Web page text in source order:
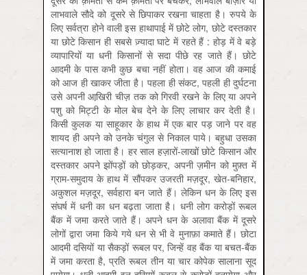
लाभवाले सौदे को दूसरे से छिपाकर रखना चाहता है। रुपये के
लिए सर्वत्रा होने वाली इस हाथापाई में छोटे लोग, छोटे दस्तकार
या छोटे किसान ही सबसे ज़्यादा घाटे में रहते हैं : होड़ में वे बड़े
व्यापारियों या धनी किसानों से सदा पीछे रह जाते हैं। छोटे
आदमी के पास कभी कुछ बचा नहीं होता। वह आज की कमाई
को आज ही खाकर जीता है। पहला ही संकट, पहली ही दुर्घटना
उसे अपनी आखि़री चीज़ तक को गिरवी रखने के लिए या अपने
पशु को मिट्टी के मोल बेच देने के लिए लाचार कर देती है।
किसी कुलक या साहूकार के हाथ में एक बार पड़ जाने पर वह
शायद ही अपने को उनके चंगुल से निकाल पाये। बहुधा उसका
सत्यानाश हो जाता है। हर साल हज़ारों-लाखों छोटे किसान और
दस्तकार अपने झोंपड़ों को छोड़कर, अपनी ज़मीन को मुफ़्त में
ग्राम-समुदाय के हाथ में सौंपकर उजरती मज़दूर, खेत-बनिहार,
अकुशल मज़दूर, सर्वहारा बन जाते हैं। लेकिन धन के लिए इस
संघर्ष में धनी का धन बढ़ता जाता है। धनी लोग करोड़ों रूबल
बैंक में जमा करते जाते हैं। अपने धन के अलावा बैंक में दूसरे
लोगों द्वारा जमा किये गये धन से भी वे मुनाफ़ा कमाते हैं। छोटा
आदमी दसियों या सैकड़ों रूबल पर, जिन्हें वह बैंक या बचत-बैंक
में जमा करता है, प्रति रूबल तीन या चार कोपेक सालाना सूद